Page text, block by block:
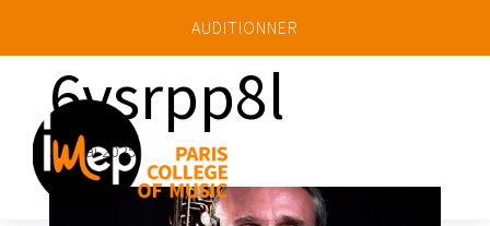
AUDITIONNER
6vsrpp8l
26 Mai 2025